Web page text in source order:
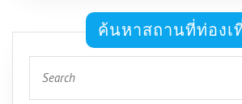
ค้นหาสถานที่ท่องเ
for: